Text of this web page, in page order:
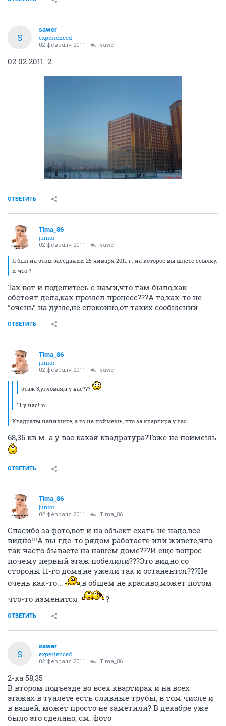
S
sawer
experienced
02 февраля 2011 sawer
02.02.2011. 2
ОТВЕТИТЬ
Tima_86
junior
02 февраля 2011 sawer
Я был на этом заседании 25 января 2011 г. на которое вы шлете ссылку,
и что ?
Так вот и поделитесь с нами,что там было,как
обстоят дела,как прошел процесс???А то,как-то не
"очень" на душе,не спокойно,от таких сообщений
ОТВЕТИТЬ
Tima_86
junior
02 февраля 2011 sawer
этаж 3,угловая,а у вас???
11 у нас! :o
Квадраты напишите, а то не поймешь, что за квартира у вас...
68,36 кв.м. а у вас какая квадратура?Тоже не поймешь
ОТВЕТИТЬ
Tima_86
junior
02 февраля 2011 Tima_86
Спасибо за фото,вот и на объект ехать не надо,все
видно!!!А вы где-то рядом работаете или живете,что
так часто бываете на нашем доме???И еще вопрос
почему первый этаж побелили???Это видно со
стороны 11-го дома,не ужели так и останентся???Не
очень как-то...
,в общем не красиво,может потом
что-то изменится
?
ОТВЕТИТЬ
S
sawer
experienced
02 февраля 2011 Tima_86
2-ка 58,35
В втором подъезде во всех квартирах и на всех
этажах в туалете есть сливные трубы, в том числе и
в вашей, может просто не заметили? В декабре уже
было это сделано, см. фото